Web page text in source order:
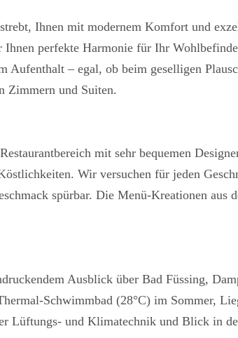
Ihnen mit modernem Komfort und
perfekte Harmonie für Ihr
– egal, ob beim geselligen
Zimmern und Suiten.
mit sehr bequemen
Wir versuchen für jeden
spürbar. Die Menü-Kreationen aus
Ausblick über Bad Füssing,
Schwimmbad (28°C) im Sommer,
Lüftungs- und Klimatechnik und Blick in